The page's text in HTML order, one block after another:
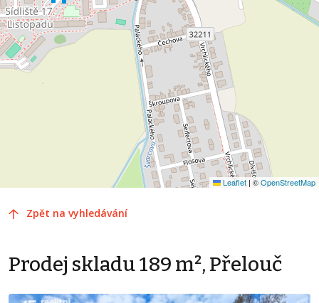
Leaflet | ©OpenStreetMap
Zpět na vyhledávání
Prodej skladu 189 m², Přelouč